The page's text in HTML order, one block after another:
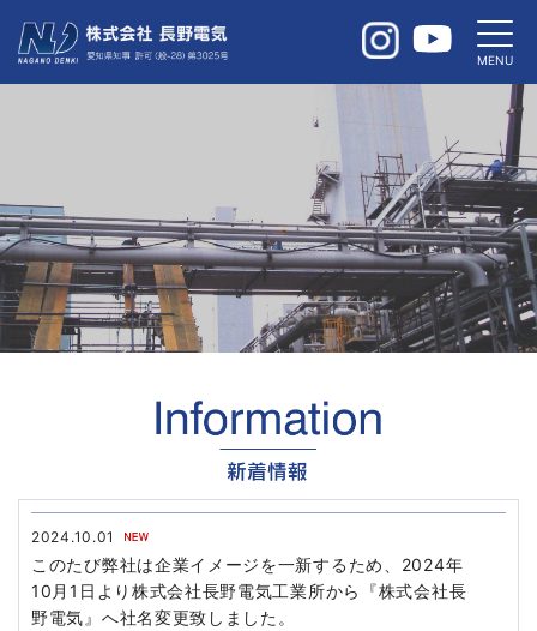
2024.10.01
このたび弊社は企業イメージを一新するため、2024年
10月1日より株式会社長野電気工業所から『株式会社長
野電気』へ社名変更致しました。